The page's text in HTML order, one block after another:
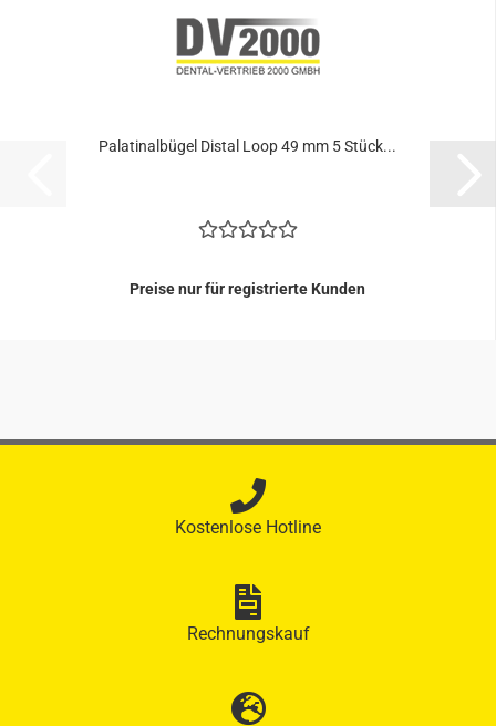
Pa­la­ti­nal­bü­gel Di­stal Loop 49 mm 5 Stück...
Preise nur für registrierte Kunden
Kostenlose Hotline
Rechnungskauf